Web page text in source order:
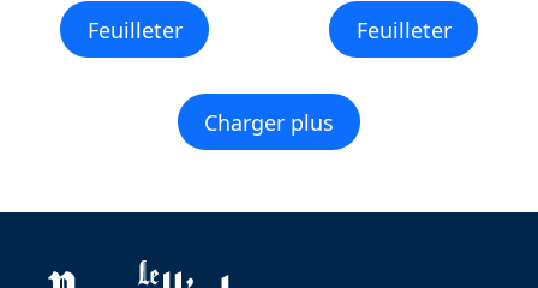
Feuilleter Feuilleter
Charger plus